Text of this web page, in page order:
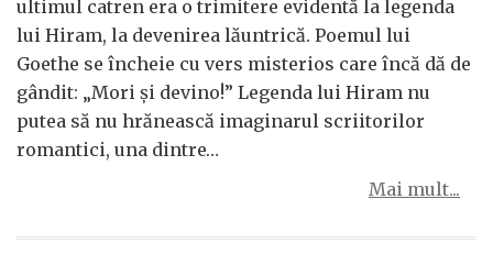
ultimul catren era o trimitere evidentă la legenda
lui Hiram, la devenirea lăuntrică. Poemul lui
Goethe se încheie cu vers misterios care încă dă de
gândit: „Mori și devino!” Legenda lui Hiram nu
putea să nu hrănească imaginarul scriitorilor
romantici, una dintre…
Mai mult...